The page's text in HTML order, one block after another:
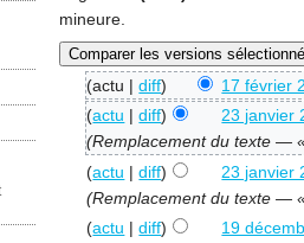
mineure.
(actu |diff)
17 février
(actu |diff)
23 janvier
(Remplacement du texte —
(actu |diff)
23 janvier
(Remplacement du texte —
(actu |diff)
19